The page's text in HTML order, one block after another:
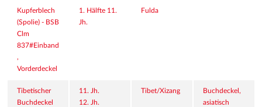
Kupferblech
(Spolie) - BSB
Clm
837#Einband
,
Vorderdeckel
1. Hälfte 11.
Jh.
Fulda
Tibetischer
Buchdeckel
11. Jh.
12. Jh.
Tibet/Xizang
Buchdeckel,
asiatisch